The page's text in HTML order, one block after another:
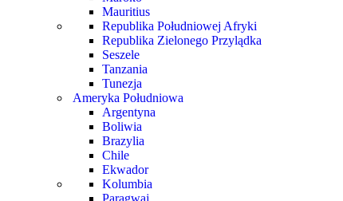
Mauritius
Republika Południowej Afryki
Republika Zielonego Przylądka
Seszele
Tanzania
Tunezja
Ameryka Południowa
Argentyna
Boliwia
Brazylia
Chile
Ekwador
Kolumbia